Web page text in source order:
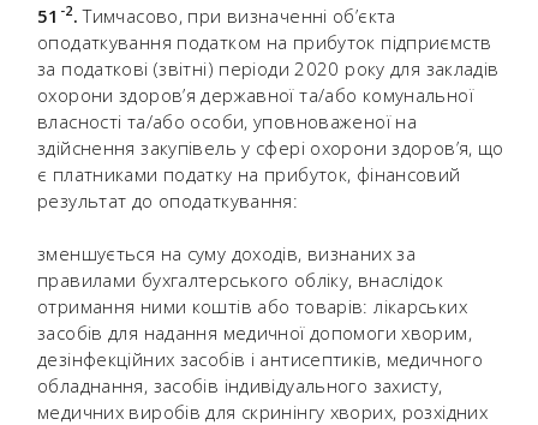
51 -2. Тимчасово, при визначенні об’єкта
оподаткування податком на прибуток підприємств
за податкові (звітні) періоди 2020 року для закладів
охорони здоров’я державної та/або комунальної
власності та/або особи, уповноваженої на
здійснення закупівель у сфері охорони здоров’я, що
є платниками податку на прибуток, фінансовий
результат до оподаткування:
зменшується на суму доходів, визнаних за
правилами бухгалтерського обліку, внаслідок
отримання ними коштів або товарів: лікарських
засобів для надання медичної допомоги хворим,
дезінфекційних засобів і антисептиків, медичного
обладнання, засобів індивідуального захисту,
медичних виробів для скринінгу хворих, розхідних